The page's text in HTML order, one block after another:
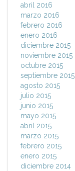
abril 2016
marzo 2016
febrero 2016
enero 2016
diciembre 2015
noviembre 2015
octubre 2015
septiembre 2015
agosto 2015
julio 2015
junio 2015
mayo 2015
abril 2015
marzo 2015
febrero 2015
enero 2015
diciembre 2014